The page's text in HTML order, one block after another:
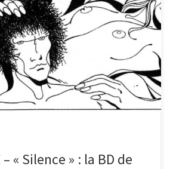
le samedi 19 octobre au spectacle «
de Didier Comès transposée à
Rendez-vous à 19h au
hommage à l’auteur waimerais. A
précédé d’une conférence donnée par
[…]
– « Silence » : la BD de